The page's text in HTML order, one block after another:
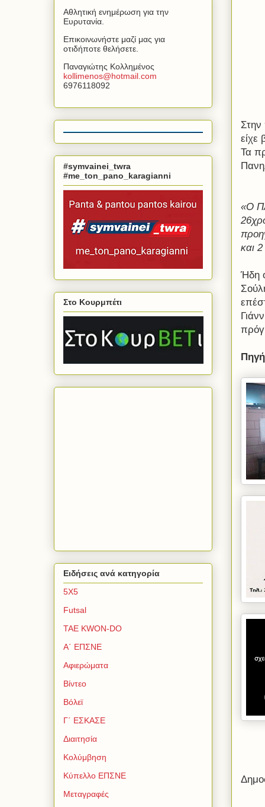
είχε
Τα
«Ο
και
Ήδη
Αθλητική ενημέρωση για την
Ευρυτανία.
Επικοινωνήστε μαζί μας για
οτιδήποτε θελήσετε.
Παναγιώτης Κολλημένος
kollimenos@hotmail com
6976118092
#symvainei_twra
#me_ton_pano_karagianni
Στο Κουρμπέτι
Ειδήσεις ανά κατηγορία
5Χ5
Futsal
TAE KWON-DO
Α΄ ΕΠΣΝΕ
Αφιερώματα
Βίντεο
Βόλεϊ
Γ΄ ΕΣΚΑΣΕ
Διαιτησία
Κολύμβηση
Κύπελλο ΕΠΣΝΕ
Μεταγραφές